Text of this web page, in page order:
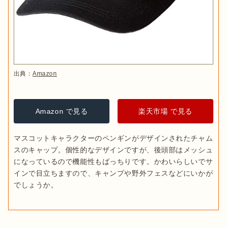
出典：Amazon
Amazon で見る 楽天市場 で見る
マスコットキャラクターのペンギンがデザインされたチャム
スのキャップ。個性的なデザインですが、後頭部はメッシュ
になっているので機能性もばっちりです。かわいらしいでサ
インで目立ちますので、キャンプや野外フェスなどにいかが